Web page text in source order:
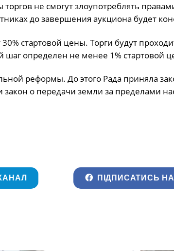
не смогут злоупотреблять
до завершения аукциона будет
стартовой цены. Торги будут
определен не менее 1% стартовой
реформы. До этого Рада приняла
о передачи земли за пределами
ПІДПИСАТИСЬ НА